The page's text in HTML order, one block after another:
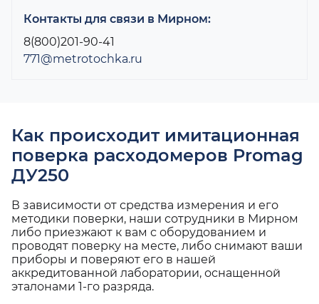
Контакты для связи в Мирном:
8(800)201-90-41
771@metrotochka.ru
Как происходит имитационная
поверка расходомеров Promag
ДУ250
В зависимости от средства измерения и его
методики поверки, наши сотрудники в Мирном
либо приезжают к вам с оборудованием и
проводят поверку на месте, либо снимают ваши
приборы и поверяют его в нашей
аккредитованной лаборатории, оснащенной
эталонами 1-го разряда.